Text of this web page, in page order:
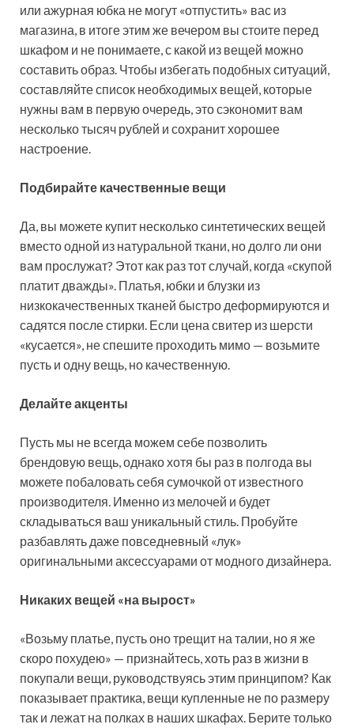
или ажурная юбка не могут «отпустить» вас из
магазина, в итоге этим же вечером вы стоите перед
шкафом и не понимаете, с какой из вещей можно
составить образ. Чтобы избегать подобных ситуаций,
составляйте список необходимых вещей, которые
нужны вам в первую очередь, это сэкономит вам
несколько тысяч рублей и сохранит хорошее
настроение.
Подбирайте качественные вещи
Да, вы можете купит несколько синтетических вещей
вместо одной из натуральной ткани, но долго ли они
вам прослужат? Этот как раз тот случай, когда «скупой
платит дважды». Платья, юбки и блузки из
низкокачественных тканей быстро деформируются и
садятся после стирки. Если цена свитер из шерсти
«кусается», не спешите проходить мимо — возьмите
пусть и одну вещь, но качественную.
Делайте акценты
Пусть мы не всегда можем себе позволить
брендовую вещь, однако хотя бы раз в полгода вы
можете побаловать себя сумочкой от известного
производителя. Именно из мелочей и будет
складываться ваш уникальный стиль. Пробуйте
разбавлять даже повседневный «лук»
оригинальными аксессуарами от модного дизайнера.
Никаких вещей «на вырост»
«Возьму платье, пусть оно трещит на талии, но я же
скоро похудею» — признайтесь, хоть раз в жизни в
покупали вещи, руководствуясь этим принципом? Как
показывает практика, вещи купленные не по размеру
так и лежат на полках в наших шкафах. Берите только